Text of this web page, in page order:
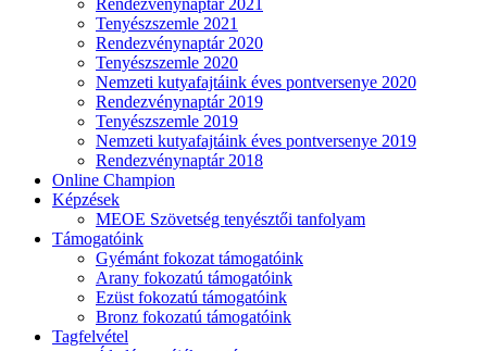
Rendezvénynaptár 2021
Tenyészszemle 2021
Rendezvénynaptár 2020
Tenyészszemle 2020
Nemzeti kutyafajtáink éves pontversenye 2020
Rendezvénynaptár 2019
Tenyészszemle 2019
Nemzeti kutyafajtáink éves pontversenye 2019
Rendezvénynaptár 2018
Online Champion
Képzések
MEOE Szövetség tenyésztői tanfolyam
Támogatóink
Gyémánt fokozat támogatóink
Arany fokozatú támogatóink
Ezüst fokozatú támogatóink
Bronz fokozatú támogatóink
Tagfelvétel